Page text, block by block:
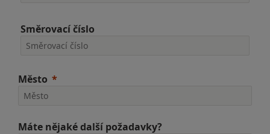
Směrovací číslo
Město
Máte nějaké další požadavky?